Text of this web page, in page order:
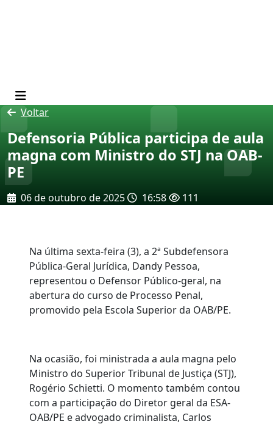
Voltar
Defensoria Pública participa de aula
magna com Ministro do STJ na OAB-
PE
06 de outubro de 2025 16:58 111
Na última sexta-feira (3), a 2ª Subdefensora
Pública-Geral Jurídica, Dandy Pessoa,
representou o Defensor Público-geral, na
abertura do curso de Processo Penal,
promovido pela Escola Superior da OAB/PE.
Na ocasião, foi ministrada a aula magna pelo
Ministro do Superior Tribunal de Justiça (STJ),
Rogério Schietti. O momento também contou
com a participação do Diretor geral da ESA-
OAB/PE e advogado criminalista, Carlos